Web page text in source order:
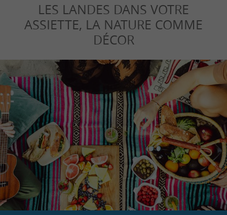
LES LANDES DANS VOTRE
ASSIETTE, LA NATURE COMME
DÉCOR